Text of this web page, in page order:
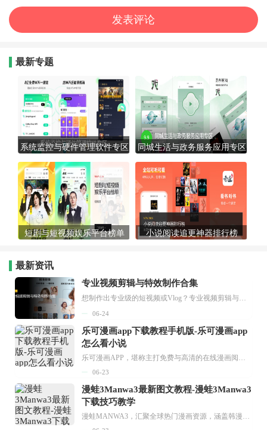
最新专题
系统监控与硬件管理软件专区 同城生活与政务服务应用专区
短剧与短视频娱乐平台榜单 小说阅读追更神器排行榜
最新资讯
专业视频剪辑与特效制作合集
想制作出专业级的短视频或Vlog？专业视频剪辑与特效制作大全专题为你提供了从剪辑、抠像到特效包装的全套解决方案。无论是添加炫酷的片头、进行精准的视频抠图，还是制...
06-24
乐可漫画app下载教程手机版-乐可漫画app
怎么看小说
乐可漫画APP，堪称主打免费与高清的在线漫画阅读神器。其官方版提供海量完整版漫画资源，无论是国内漫画，还是日漫、韩漫、台漫、美漫等国外漫画，应有尽有，随时供你阅读。只需轻点一下，便能直接进入阅读界面。不仅如此，乐可漫画最新版本更新速度极快，在这里，你总能抢先看到全网一手漫画章节内容！...
06-23
漫蛙3Manwa3最新图文教程-漫蛙3Manwa3
下载技巧教学
漫蛙MANWA3，汇聚全球热门漫画资源，涵盖韩漫、欧美漫画、国漫等多种类型，题材丰富多样，全方位满足用户阅读喜好。它不仅是阅读平台，更是创作平台，为广大用户打造零门槛创作环境。...